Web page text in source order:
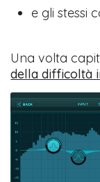
e gli stessi
Una volta
della difficoltà